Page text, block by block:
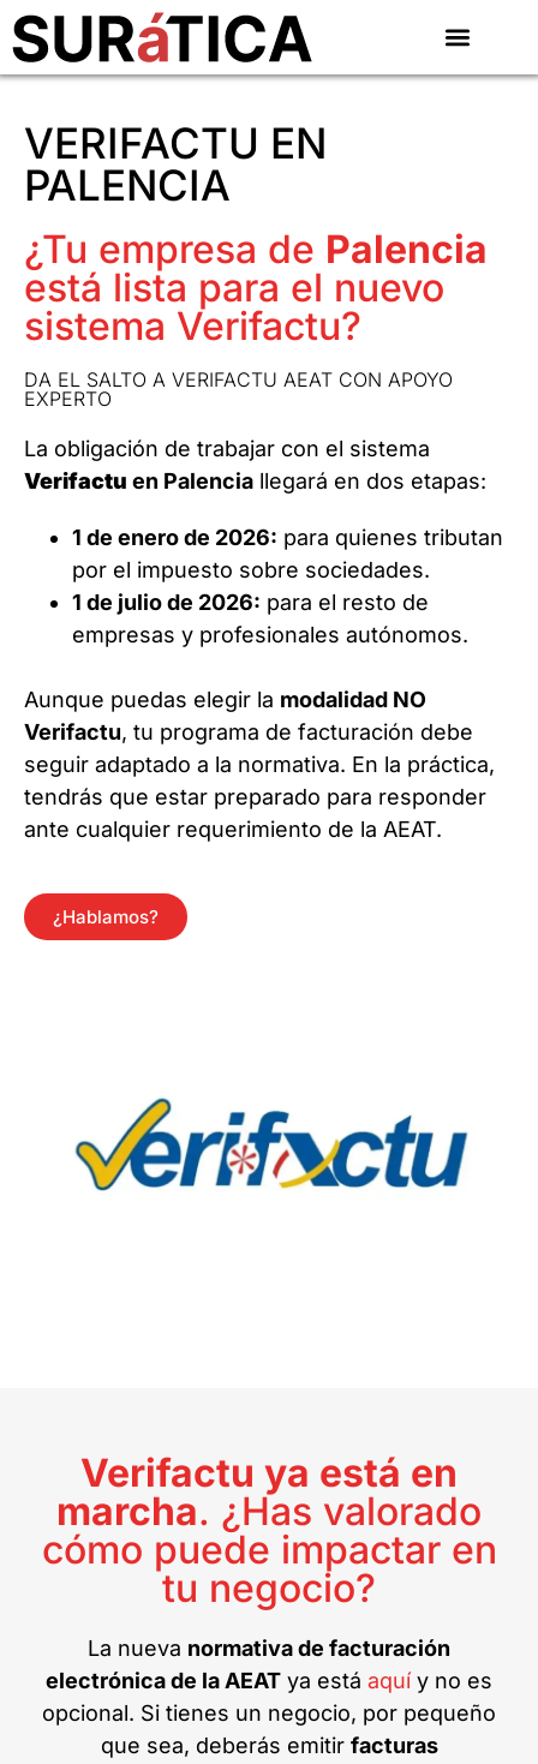
VERIFACTU EN
PALENCIA
¿Tu empresa de Palencia
está lista para el nuevo
sistema Verifactu?
DA EL SALTO A VERIFACTU AEAT CON APOYO
EXPERTO
La obligación de trabajar con el sistema
Verifactu en Palencia llegará en dos etapas:
1 de enero de 2026: para quienes tributan
por el impuesto sobre sociedades.
1 de julio de 2026: para el resto de
empresas y profesionales autónomos.
Aunque puedas elegir la modalidad NO
Verifactu, tu programa de facturación debe
seguir adaptado a la normativa. En la práctica,
tendrás que estar preparado para responder
ante cualquier requerimiento de la AEAT.
¿Hablamos?
Verifactu ya está en
marcha. ¿Has valorado
cómo puede impactar en
tu negocio?
La nueva normativa de facturación
electrónica de la AEAT ya está aquíy no es
opcional. Si tienes un negocio, por pequeño
que sea, deberás emitir facturas